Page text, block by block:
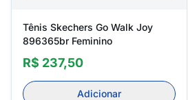
Tênis Skechers Go Walk Joy
896365br Feminino
R$ 237,50
Adicionar